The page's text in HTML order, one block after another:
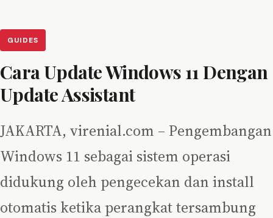
GUIDES
Cara Update Windows 11 Dengan
Update Assistant
JAKARTA, virenial.com – Pengembangan
Windows 11 sebagai sistem operasi
didukung oleh pengecekan dan install
otomatis ketika perangkat tersambung